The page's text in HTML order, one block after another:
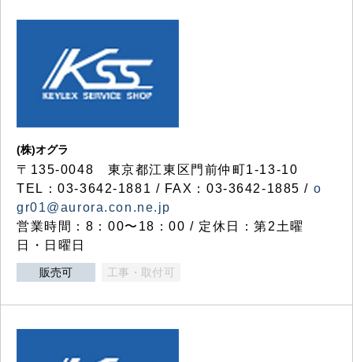
(株)オグラ
〒135-0048 東京都江東区門前仲町1-13-10
TEL：03-3642-1881 / FAX：03-3642-1885 / o
gr01@aurora.con.ne.jp
営業時間：8：00〜18：00 / 定休日：第2土曜
日・日曜日
販売可 工事・取付可